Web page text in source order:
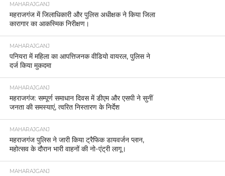
MAHARAJGANJ
महराजगंज में जिलाधिकारी और पुलिस अधीक्षक ने किया जिला
कारागार का आकस्मिक निरीक्षण।
MAHARAJGANJ
पनियरा में महिला का आपत्तिजनक वीडियो वायरल, पुलिस ने
दर्ज किया मुकदमा
MAHARAJGANJ
महराजगंज: सम्पूर्ण समाधान दिवस में डीएम और एसपी ने सुनीं
जनता की समस्याएं, त्वरित निस्तारण के निर्देश
MAHARAJGANJ
महराजगंज पुलिस ने जारी किया ट्रैफिक डायवर्जन प्लान,
महोत्सव के दौरान भारी वाहनों की नो-एंट्री लागू।
MAHARAJGANJ